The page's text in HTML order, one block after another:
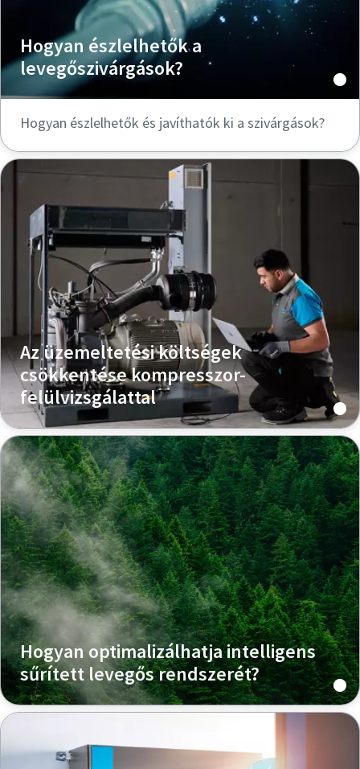
Hogyan észlelhetők a
levegőszivárgások?
Hogyan észlelhetők és javíthatók ki a szivárgások?
Az üzemeltetési költségek
csökkentése kompresszor-
felülvizsgálattal
Hogyan optimalizálhatja intelligens
sűrített levegős rendszerét?